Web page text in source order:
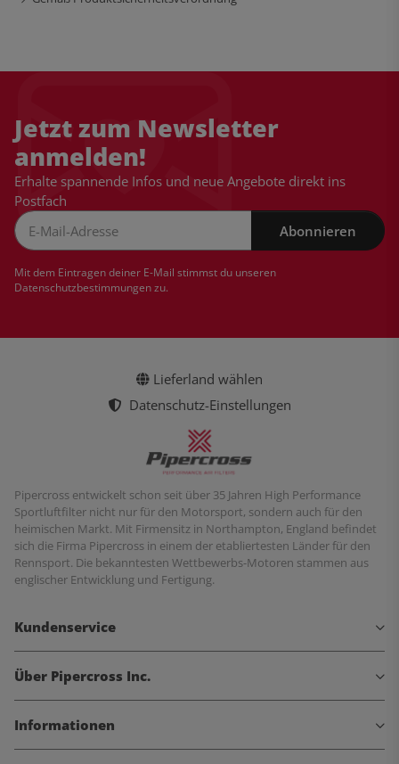
Jetzt zum Newsletter
anmelden!
Erhalte spannende Infos und neue Angebote direkt ins
Postfach
Abonnieren
Mit dem Eintragen deiner E-Mail stimmst du unseren
Datenschutzbestimmungenzu.
Lieferland wählen
Datenschutz-Einstellungen
Pipercross entwickelt schon seit über 35 Jahren High Performance
Sportluftfilter nicht nur für den Motorsport, sondern auch für den
heimischen Markt. Mit Firmensitz in Northampton, England befindet
sich die Firma Pipercross in einem der etabliertesten Länder für den
Rennsport. Die bekanntesten Wettbewerbs-Motoren stammen aus
englischer Entwicklung und Fertigung.
Kundenservice
Über Pipercross Inc.
Informationen